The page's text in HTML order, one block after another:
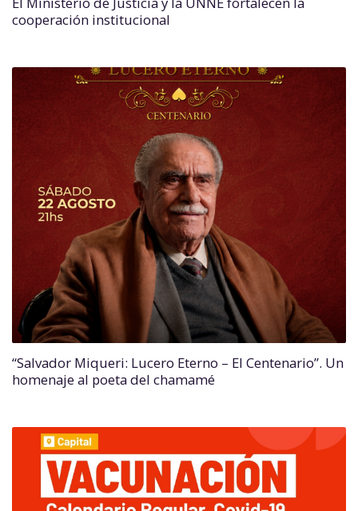
cooperación institucional
“Salvador Miqueri: Lucero Eterno – El Centenario”. Un
homenaje al poeta del chamamé